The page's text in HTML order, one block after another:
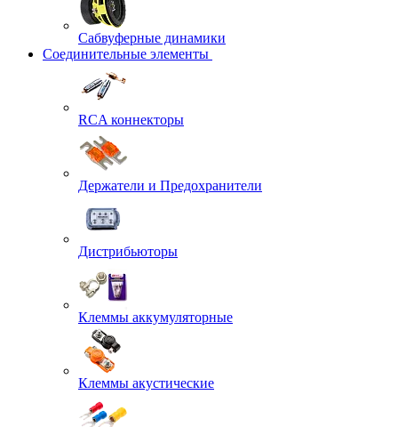
Сабвуферные динамики
Соединительные элементы
RCA коннекторы
Держатели и Предохранители
Дистрибьюторы
Клеммы аккумуляторные
Клеммы акустические